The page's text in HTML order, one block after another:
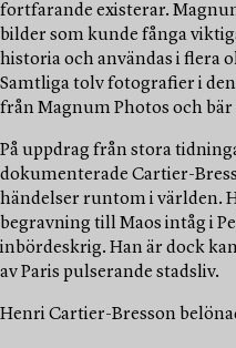
fortfarande existerar.
bilder som kunde fånga
historia och användas i flera
Samtliga tolv fotografier i
från Magnum Photos och bär
På uppdrag från stora
dokumenterade Cartier-
händelser runtom i världen.
begravning till Maos intåg i
inbördeskrig. Han är dock
av Paris pulserande stadsliv.
Henri Cartier-Bresson